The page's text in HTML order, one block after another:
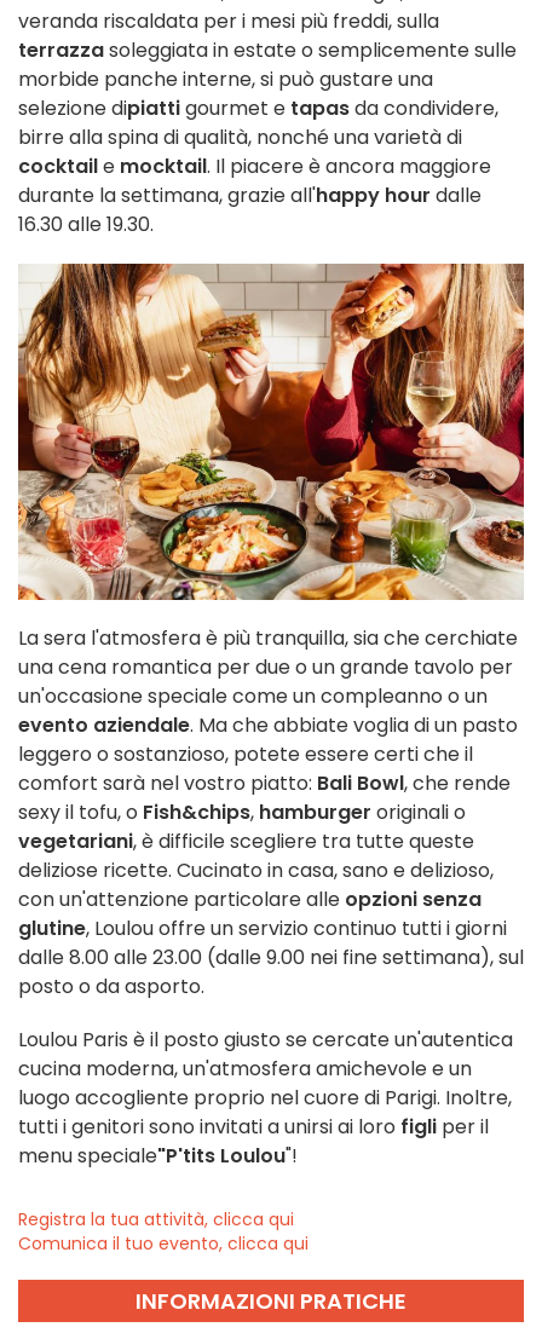
veranda riscaldata per i mesi più freddi, sulla
terrazzasoleggiata in estate o semplicemente sulle
morbide panche interne, si può gustare una
selezione dipiattigourmet e tapasda condividere,
birre alla spina di qualità, nonché una varietà di
cocktaile mocktail. Il piacere è ancora maggiore
durante la settimana, grazie all'happy hour dalle
16.30 alle 19.30.
La sera l'atmosfera è più tranquilla, sia che cerchiate
una cena romantica per due o un grande tavolo per
un'occasione speciale come un compleanno o un
evento aziendale. Ma che abbiate voglia di un pasto
leggero o sostanzioso, potete essere certi che il
comfort sarà nel vostro piatto: Bali Bowl, che rende
sexy il tofu, o Fish&chips, hamburger originali o
vegetariani, è difficile scegliere tra tutte queste
deliziose ricette. Cucinato in casa, sano e delizioso,
con un'attenzione particolare alle opzioni senza
glutine, Loulou offre un servizio continuo tutti i giorni
dalle 8.00 alle 23.00 (dalle 9.00 nei fine settimana), sul
posto o da asporto.
Loulou Paris è il posto giusto se cercate un'autentica
cucina moderna, un'atmosfera amichevole e un
luogo accogliente proprio nel cuore di Parigi. Inoltre,
tutti i genitori sono invitati a unirsi ai loro figli per il
menu speciale"P'tits Loulou"!
Registra la tua attività, clicca qui
Comunica il tuo evento, clicca qui
INFORMAZIONI PRATICHE